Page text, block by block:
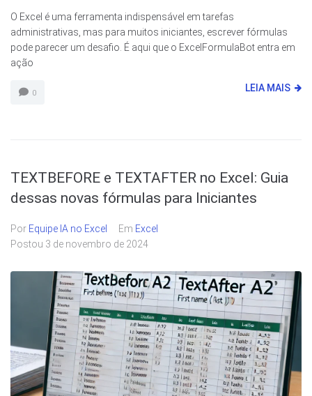
O Excel é uma ferramenta indispensável em tarefas
administrativas, mas para muitos iniciantes, escrever fórmulas
pode parecer um desafio. É aqui que o ExcelFormulaBot entra em
ação
0 LEIA MAIS
TEXTBEFORE e TEXTAFTER no Excel: Guia
dessas novas fórmulas para Iniciantes
Por Equipe IA no Excel Em Excel
Postou 3 de novembro de 2024